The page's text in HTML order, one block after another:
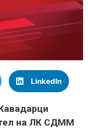
LinkedIn
на ЛК СДММ